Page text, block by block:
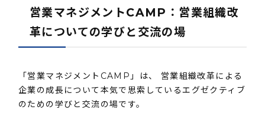
営業マネジメントCAMP：営業組織改
革についての学びと交流の場
「営業マネジメントCAMP」は、 営業組織改革による
企業の成長について本気で思索しているエグゼクティブ
のための学びと交流の場です。